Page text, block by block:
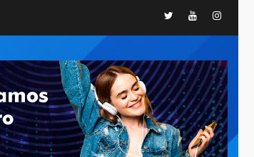
TwitterYoutube
GUERRA EN EL MUNDO
Ucrania y Rusia
intensifican
ofensivas de largo
alcance
NACIONALES
TITULARES
ÚLTIMA HORA
Instalan carpas